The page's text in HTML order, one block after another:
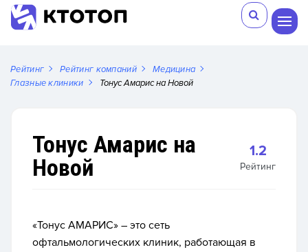
Рейтинг Рейтинг компаний
Медицина
Глазные клиники
Тонус Амарис на Новой
Тонус Амарис на
Новой
1.2
Рейтинг
«Тонус АМАРИС» – это сеть
офтальмологических клиник, работающая в